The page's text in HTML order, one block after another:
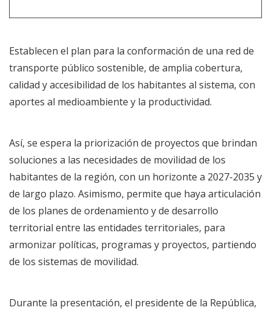
Establecen el plan para la conformación de una red de
transporte público sostenible, de amplia cobertura,
calidad y accesibilidad de los habitantes al sistema, con
aportes al medioambiente y la productividad.
Así, se espera la priorización de proyectos que brindan
soluciones a las necesidades de movilidad de los
habitantes de la región, con un horizonte a 2027-2035 y
de largo plazo. Asimismo, permite que haya articulación
de los planes de ordenamiento y de desarrollo
territorial entre las entidades territoriales, para
armonizar políticas, programas y proyectos, partiendo
de los sistemas de movilidad.
Durante la presentación, el presidente de la República,